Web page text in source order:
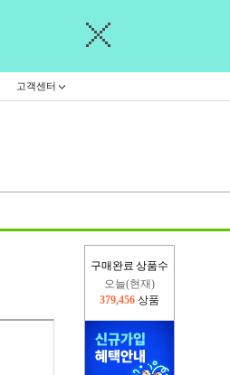
고객센터
구매완료 상품수
오늘(현재)
379,456 상품